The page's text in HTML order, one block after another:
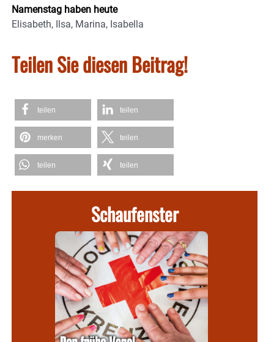
Namenstag haben heute
Elisabeth, Ilsa, Marina, Isabella
Teilen Sie diesen Beitrag!
teilen teilen
merken teilen
teilen teilen
Schaufenster